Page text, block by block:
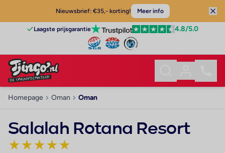
Nieuwsbrief: €35,- korting! Meer info
Laagste prijsgarantie 4.8/5.0
Homepage Oman Oman
Salalah Rotana Resort
★★★★★